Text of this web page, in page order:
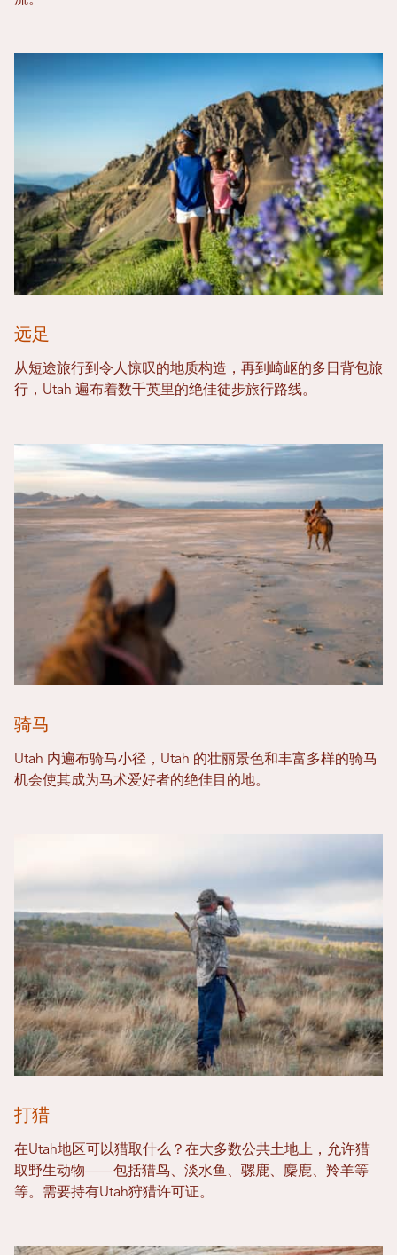
远足
从短途旅行到令人惊叹的地质构造，再到崎岖的多日背包旅
行，Utah 遍布着数千英里的绝佳徒步旅行路线。
骑马
Utah 内遍布骑马小径，Utah 的壮丽景色和丰富多样的骑马
机会使其成为马术爱好者的绝佳目的地。
打猎
在Utah地区可以猎取什么？在大多数公共土地上，允许猎
取野生动物——包括猎鸟、淡水鱼、骡鹿、麋鹿、羚羊等
等。需要持有Utah狩猎许可证。